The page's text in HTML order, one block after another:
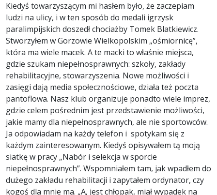
Kiedyś towarzyszącym mi hasłem było, że zaczepiam
ludzi na ulicy, i w ten sposób do medali igrzysk
paralimpijskich doszedł chociażby Tomek Blatkiewicz.
Stworzyłem w Gorzowie Wielkopolskim „ośmiornicę”,
która ma wiele macek. A te macki to właśnie miejsca,
gdzie szukam niepełnosprawnych: szkoły, zakłady
rehabilitacyjne, stowarzyszenia. Nowe możliwości i
zasięgi dają media społecznościowe, działa też poczta
pantoflowa. Nasz klub organizuje ponadto wiele imprez,
gdzie celem pośrednim jest przedstawienie możliwości,
jakie mamy dla niepełnosprawnych, ale nie sportowców.
Ja odpowiadam na każdy telefon i spotykam się z
każdym zainteresowanym. Kiedyś opisywałem tą moją
siatkę w pracy „Nabór i selekcja w sporcie
niepełnosprawnych”. Wspomniałem tam, jak wpadłem do
dużego zakładu rehabilitacji i zapytałem ordynator, czy
kogoś dla mnie ma. „A, jest chłopak, miał wypadek na